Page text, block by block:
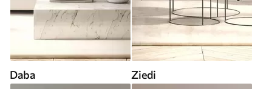
Daba Ziedi